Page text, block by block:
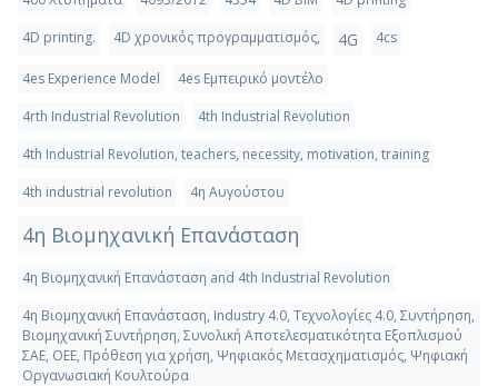
4D printing.
4D χρονικός προγραμματισμός, 4G 4cs
4es Experience Model
4es Εμπειρικό μοντέλο
4rth Industrial Revolution
4th Industrial Revolution
4th Industrial Revolution, teachers, necessity, motivation, training
4th industrial revolution
4η Αυγούστου
4η Βιομηχανική Επανάσταση
4η Βιομηχανική Επανάσταση and 4th Industrial Revolution
4η Βιομηχανική Επανάσταση, Industry 4.0, Τεχνολογίες 4.0, Συντήρηση,
Βιομηχανική Συντήρηση, Συνολική Αποτελεσματικότητα Εξοπλισμού
ΣΑΕ, OEE, Πρόθεση για χρήση, Ψηφιακός Μετασχηματισμός, Ψηφιακή
Οργανωσιακή Κουλτούρα